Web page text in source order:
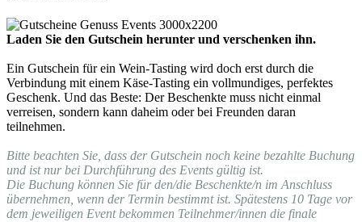
Laden Sie den Gutschein herunter und verschenken ihn.
Ein Gutschein für ein Wein-Tasting wird doch erst durch die
Verbindung mit einem Käse-Tasting ein vollmundiges, perfektes
Geschenk. Und das Beste: Der Beschenkte muss nicht einmal
verreisen, sondern kann daheim oder bei Freunden daran
teilnehmen.
Bitte beachten Sie, dass der Gutschein noch keine bezahlte Buchung
und ist nur bei Durchführung des Events gültig ist.
Die Buchung können Sie für den/die Beschenkte/n im Anschluss
übernehmen, wenn der Termin bestimmt ist. Spätestens 10 Tage vor
dem jeweiligen Event bekommen Teilnehmer/innen die finale